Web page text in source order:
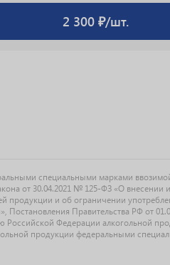
2 300 ₽/шт.
специальными марками
от 30.04.2021 № 125-ФЗ «О внесении
продукции и об ограничении
Правительства РФ от
Федерации алкогольной
продукции федеральными